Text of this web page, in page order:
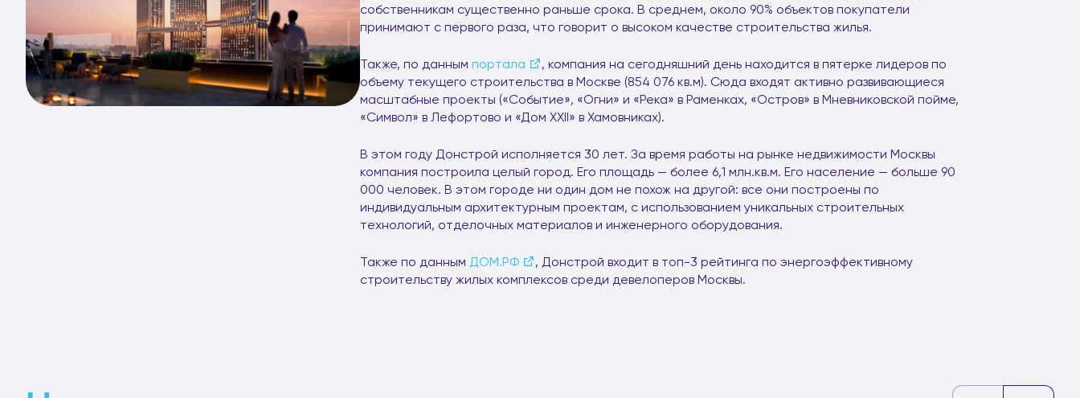
собственникам существенно раньше срока. В среднем, около 90% объектов покупатели
принимают с первого раза, что говорит о высоком качестве строительства жилья.
Также, по данным портала
, компания на сегодняшний день находится в пятерке лидеров по
объему текущего строительства в Москве (854 076 кв.м). Сюда входят активно развивающиеся
масштабные проекты («Событие», «Огни» и «Река» в Раменках, «Остров» в Мневниковской пойме,
«Символ» в Лефортово и «Дом XXII» в Хамовниках).
В этом году Донстрой исполняется 30 лет. За время работы на рынке недвижимости Москвы
компания построила целый город. Его площадь — более 6,1 млн.кв.м. Его население — больше 90
000 человек. В этом городе ни один дом не похож на другой: все они построены по
индивидуальным архитектурным проектам, с использованием уникальных строительных
технологий, отделочных материалов и инженерного оборудования.
Также по данным ДОМ.РФ
, Донстрой входит в топ-3 рейтинга по энергоэффективному
строительству жилых комплексов среди девелоперов Москвы.